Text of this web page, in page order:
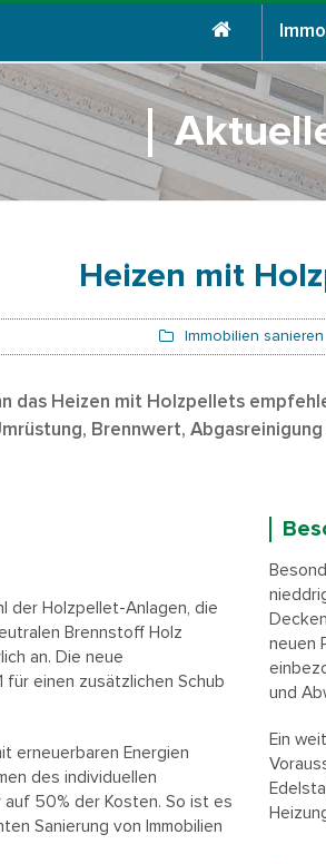
Heizen mit
Immobilien sanieren
das Heizen mit Holzpellets
Brennwert,
der Holzpellet-Anlagen, die
Brennstoff Holz
an. Die neue
für einen zusätzlichen Schub
erneuerbaren Energien
des individuellen
50% der Kosten. So ist es
Sanierung von Immobilien
neuen
und
Ein